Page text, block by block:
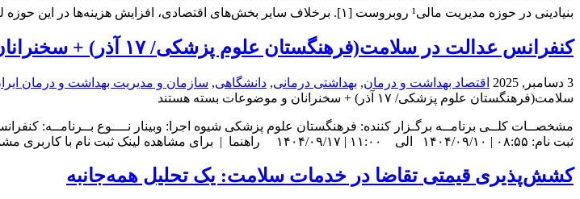
بنیادینی در حوزه مدیریت مالی¹ روبروست [۱]. برخلاف سایر بخش‌های اقتصادی، افزایش هزینه‌ها در این حوزه لزوماً به ...
کنفرانس عدالت در سلامت(فرهنگستان علوم پزشکی/ ۱۷ آذر) + سخنرانان و موضوعات
3 دسامبر, 2025 اقتصاد بهداشت و درمان, بهداشتی درمانی, دانشگاهی, سازمان و مدیریت بهداشت و درمان
سلامت(فرهنگستان علوم پزشکی/ ۱۷ آذر) + سخنرانان و موضوعات
بسته هستند
مشخصــات کلــی برنامــه برگـزار کننده: فرهنگستان علوم پزشکی شیوه اجرا: وبینار نــــوع بــرنامــه:
ثبت نام: ۰۸:۵۵ | ۱۴۰۴/۰۹/۱۰ الی ۱۱:۰۰ | ۱۴۰۴/۰۹/۱۷ راهنما | برای مشاهده لینک ثبت نام با کاربری مشمول وارد شوید زمان برگزاری: ۰۸:۰۰ | ۱۴۰۴/۰۹/۱۷ الی ۱۱:۰۰ ...
کشش‌پذیری قیمتی تقاضا در خدمات سلامت: یک تحلیل همه‌جانبه